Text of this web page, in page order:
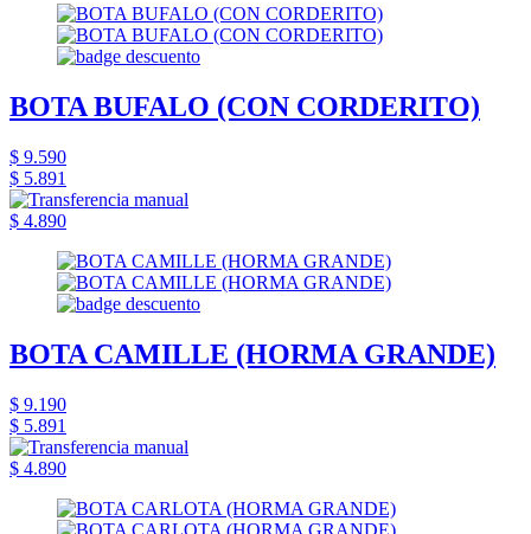
BOTA BUFALO (CON CORDERITO)
$ 9.590
$ 5.891
$ 4.890
BOTA CAMILLE (HORMA GRANDE)
$ 9.190
$ 5.891
$ 4.890